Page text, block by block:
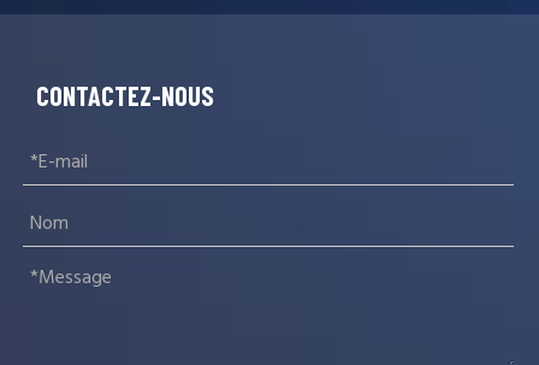
CONTACTEZ-NOUS